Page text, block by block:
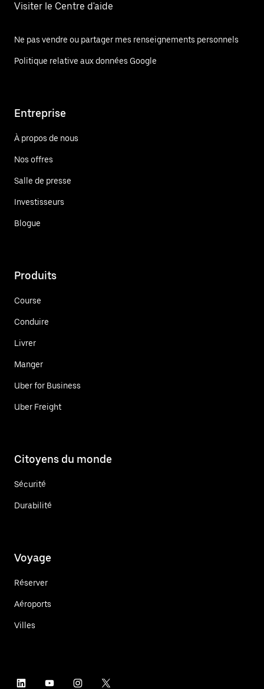
Visiter le Centre d'aide
Ne pas vendre ou partager mes renseignements personnels
Politique relative aux données Google
Entreprise
À propos de nous
Nos offres
Salle de presse
Investisseurs
Blogue
Produits
Course
Conduire
Livrer
Manger
Uber for Business
Uber Freight
Citoyens du monde
Sécurité
Durabilité
Voyage
Réserver
Aéroports
Villes